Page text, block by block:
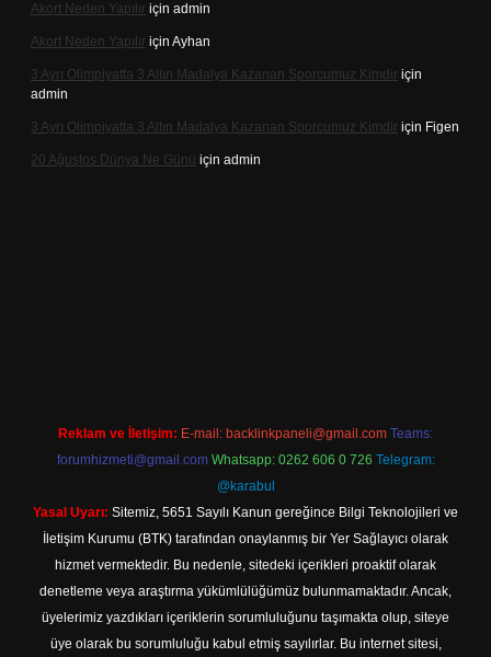
Akort Neden Yapılır için admin
Akort Neden Yapılır için Ayhan
3 Ayrı Olimpiyatta 3 Altın Madalya Kazanan Sporcumuz Kimdir için
admin
3 Ayrı Olimpiyatta 3 Altın Madalya Kazanan Sporcumuz Kimdir için Figen
20 Ağustos Dünya Ne Günü için admin
Reklam ve İletişim: E-mail: backlinkpaneli@gmail.com Teams:
forumhizmeti@gmail.com Whatsapp: 0262 606 0 726 Telegram:
@karabul
Yasal Uyarı: Sitemiz, 5651 Sayılı Kanun gereğince Bilgi Teknolojileri ve
İletişim Kurumu (BTK) tarafından onaylanmış bir Yer Sağlayıcı olarak
hizmet vermektedir. Bu nedenle, sitedeki içerikleri proaktif olarak
denetleme veya araştırma yükümlülüğümüz bulunmamaktadır. Ancak,
üyelerimiz yazdıkları içeriklerin sorumluluğunu taşımakta olup, siteye
üye olarak bu sorumluluğu kabul etmiş sayılırlar. Bu internet sitesi,